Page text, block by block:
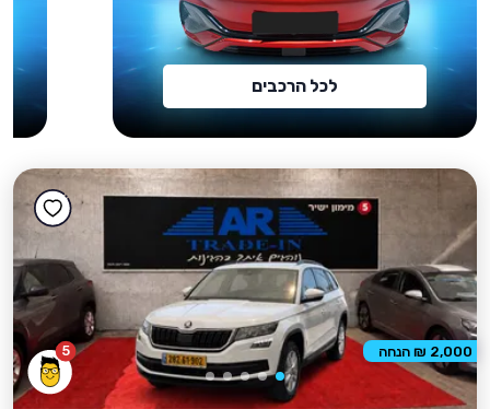
לכל הרכבים
5 2,000 ₪ הנחה